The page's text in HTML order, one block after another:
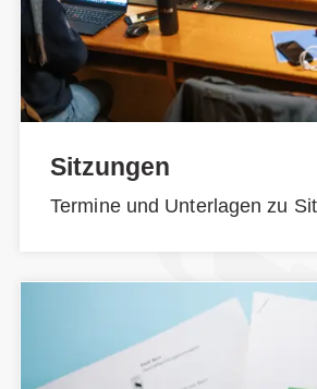
Sitzungen
Termine und Unterlagen zu